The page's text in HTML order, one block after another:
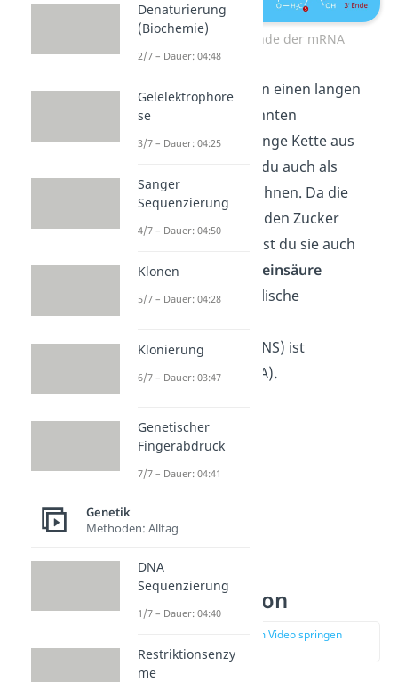
3′ Ende und 5′ Ende der mRNA
Die Nukleotide bilden einen langen
Strang, den sogenannten
Einzelstrang.Eine lange Kette aus
Nukleotiden kannst du auch als
Nukleinsäure
bezeichnen. Da die
Nukleinsäure mRNA den Zucker
Ribose enthält, kannst du sie auch
einfach als
Ribonukleinsäure
bezeichnen. Die englische
Ribonukleinsäure (RNS) ist
ribonucleic acid (RNA).
mRNA Funktion
zur Stelle im Video springen
(04:18)
Denaturierung
(Biochemie)
2/7 – Dauer: 04:48
Gelelektrophore
se
3/7 – Dauer: 04:25
Sanger
Sequenzierung
4/7 – Dauer: 04:50
Klonen
5/7 – Dauer: 04:28
Klonierung
6/7 – Dauer: 03:47
Genetischer
Fingerabdruck
7/7 – Dauer: 04:41
Genetik
Methoden: Alltag
DNA
Sequenzierung
1/7 – Dauer: 04:40
Restriktionsenzy
me